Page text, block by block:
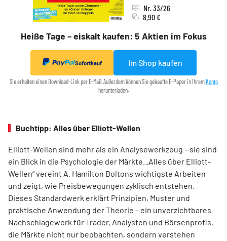
Heiße Tage – eiskalt kaufen: 5 Aktien im Fokus
Nr. 33/26
8,90 €
Sofortkauf Im Shop kaufen
Sie erhalten einen Download-Link per E-Mail. Außerdem können Sie gekaufte E-Paper in Ihrem Konto
herunterladen.
Buchtipp: Alles über Elliott-Wellen
Elliott-Wellen sind mehr als ein Analysewerkzeug – sie sind
ein Blick in die Psychologie der Märkte. „Alles über Elliott-
Wellen“ vereint A. Hamilton Boltons wichtigste Arbeiten
und zeigt, wie Preisbewegungen zyklisch entstehen.
Dieses Standardwerk erklärt Prinzipien, Muster und
praktische Anwendung der Theorie – ein unverzichtbares
Nachschlagewerk für Trader, Analysten und Börsenprofis,
die Märkte nicht nur beobachten, sondern verstehen